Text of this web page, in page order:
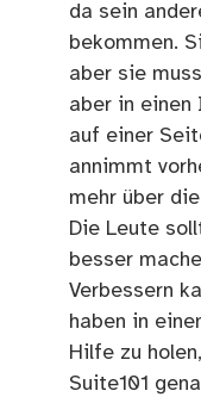
da sein
bekommen.
aber sie
aber in einen
auf einer
annimmt
mehr über
Die Leute
besser
Verbessern
haben in
Hilfe zu
Suite101